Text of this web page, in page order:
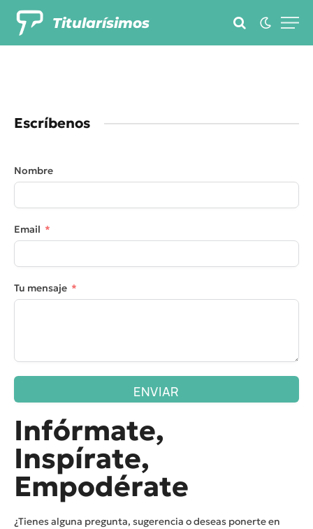
Titularísimos
Escríbenos
Nombre
Email
Tu mensaje
ENVIAR
Infórmate,
Inspírate,
Empodérate
¿Tienes alguna pregunta, sugerencia o deseas ponerte en